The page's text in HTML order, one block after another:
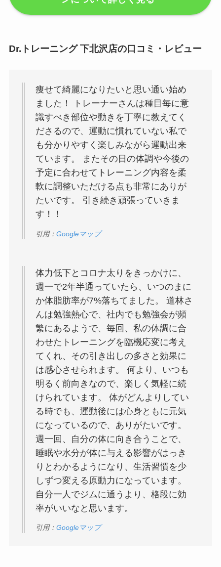
Dr.トレーニング 下北沢店の口コミ・レビュー
痩せて綺麗になりたいと思い通い始め
ました！ トレーナーさんは種目毎に意
識すべき部位や動きを丁寧に教えてく
ださるので、運動に慣れていない私で
も分かりやすく楽しみながら運動出来
ています。 またその日の体調や今後の
予定に合わせてトレーニング内容を柔
軟に調整いただける点も非常にありが
たいです。 引き続き頑張っていきま
す！！
引用： Googleマップ
体力低下とコロナ太りをきっかけに、
週一で2年半通っていたら、いつのまに
か体脂肪率が7%落ちてました。 道林さ
んは勉強熱心で、社内でも勉強会が頻
繁にあるようで、毎回、私の体調に合
わせたトレーニングを臨機応変に考え
てくれ、その引き出しの多さと効果に
は感心させられます。 何より、いつも
明るく前向きなので、楽しく気軽に続
けられています。 体がどんよりしてい
る時でも、運動後には心身ともに元気
になっているので、ありがたいです。
週一回、自分の体に向き合うことで、
睡眠や水分が体に与える影響がはっき
りとわかるようになり、生活習慣を少
しずつ変える原動力になっています。
自分一人でジムに通うより、格段に効
率がいいなと思います。
引用： Googleマップ